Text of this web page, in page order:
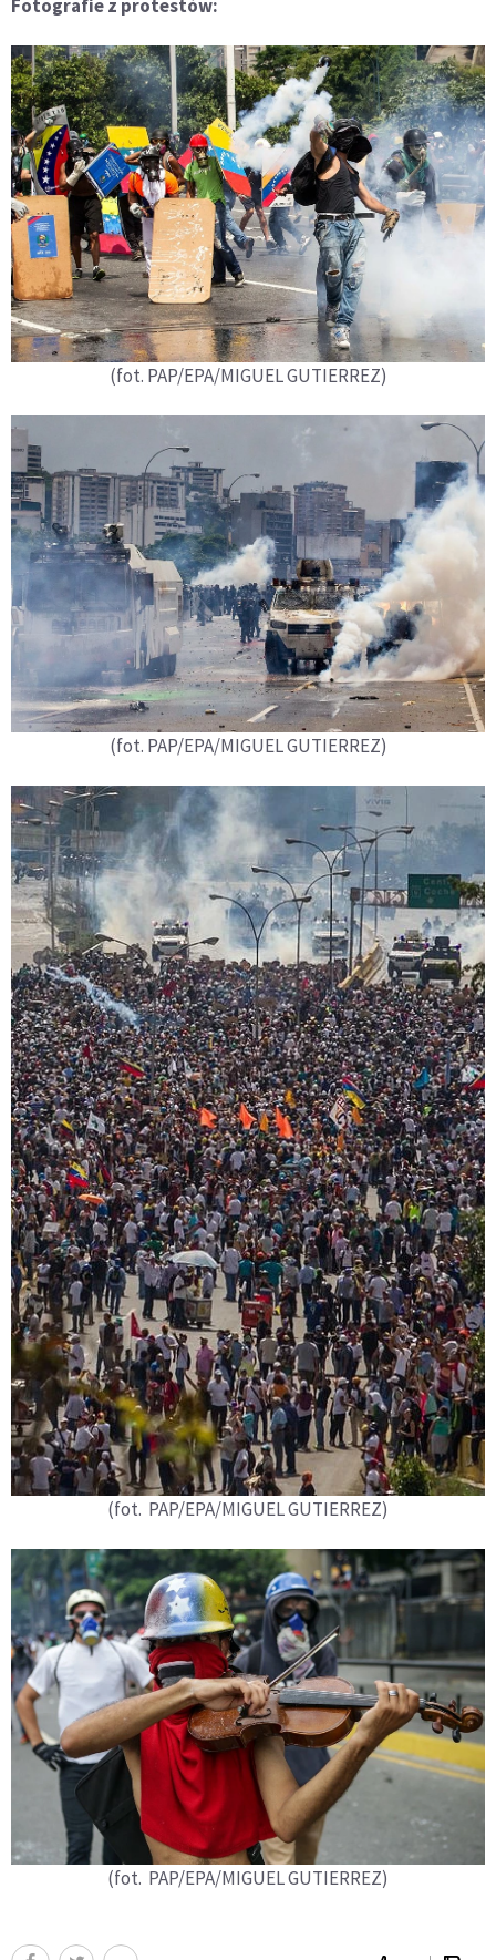
Fotografie z protestów:
(fot. PAP/EPA/MIGUEL GUTIERREZ)
(fot. PAP/EPA/MIGUEL GUTIERREZ)
(fot. PAP/EPA/MIGUEL GUTIERREZ)
(fot. PAP/EPA/MIGUEL GUTIERREZ)